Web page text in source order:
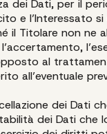
dei Dati, per il
e l’Interessato
il Titolare non
al
all’eventuale
dei Dati
dei Dati che